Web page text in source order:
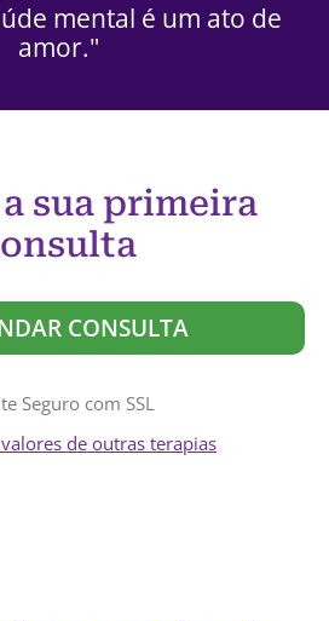
mental é um ato de
amor."
sua primeira
CONSULTA
Seguro com SSL
de outras terapias